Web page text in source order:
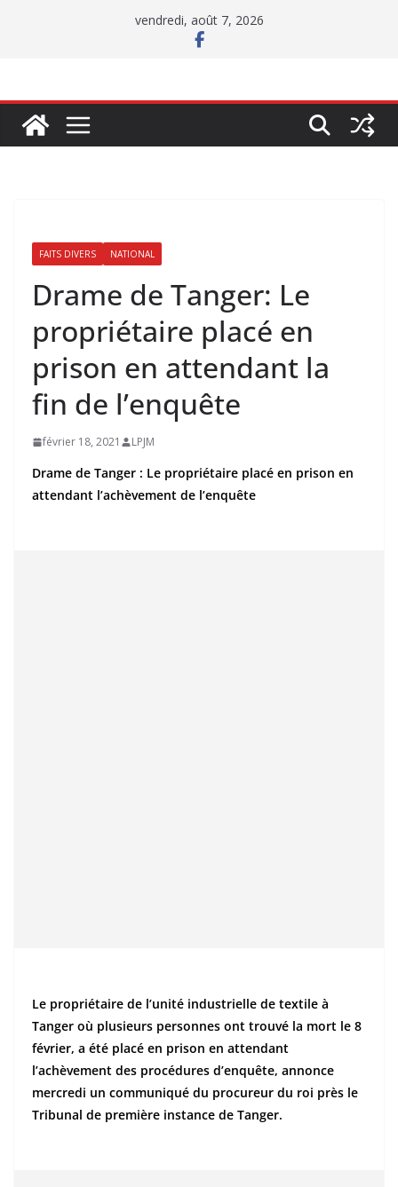
vendredi, août 7, 2026
FAITS DIVERS NATIONAL
Drame de Tanger: Le
propriétaire placé en
prison en attendant la
fin de l’enquête
février 18, 2021 LPJM
Drame de Tanger : Le propriétaire placé en prison en
attendant l’achèvement de l’enquête
Le propriétaire de l’unité industrielle de textile à
Tanger où plusieurs personnes ont trouvé la mort le 8
février, a été placé en prison en attendant
l’achèvement des procédures d’enquête, annonce
mercredi un communiqué du procureur du roi près le
Tribunal de première instance de Tanger.